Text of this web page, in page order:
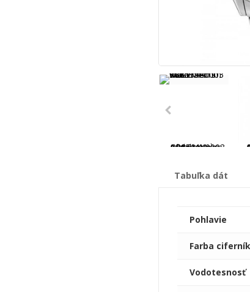
Tabuľka dát
Pohlavie
Farba
Vodotesnosť